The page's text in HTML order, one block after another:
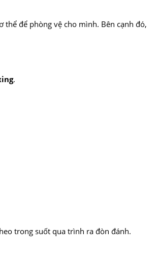
thể để phòng vệ cho mình. Bên cạnh đó,
.
trong suốt qua trình ra đòn đánh.